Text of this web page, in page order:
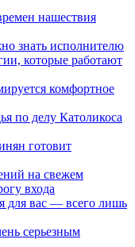
нашествия
знать исполнителю
которые работают
комфортное
по делу Католикоса
готовит
на свежем
входа
для вас — всего лишь
серьезным